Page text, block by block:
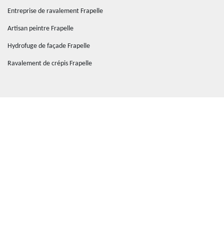
Entreprise de ravalement Frapelle
Artisan peintre Frapelle
Hydrofuge de façade Frapelle
Ravalement de crépis Frapelle